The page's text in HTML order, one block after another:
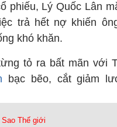
phiếu, Lý Quốc Lân
trả hết nợ khiến
khó khăn.
tỏ ra bất mãn với
bạc bẽo, cắt giảm
Sao Thế giới